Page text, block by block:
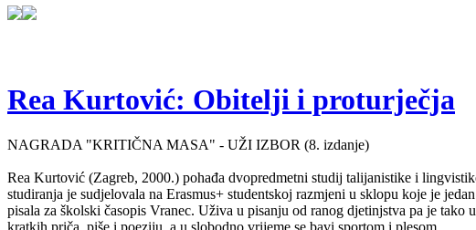
Rea Kurtović: Obitelji i proturječja
NAGRADA "KRITIČNA MASA" - UŽI IZBOR (8. izdanje)
Rea Kurtović (Zagreb, 2000.) pohađa dvopredmetni studij talijanistike i
studiranja je sudjelovala na Erasmus+ studentskoj razmjeni u sklopu koje je
pisala za školski časopis Vranec. Uživa u pisanju od ranog djetinjstva pa je
kratkih priča, piše i poeziju, a u slobodno vrijeme se bavi sportom i plesom.